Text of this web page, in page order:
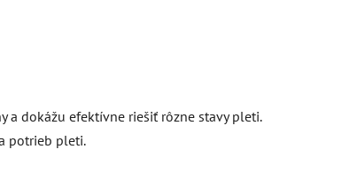
a dokážu efektívne riešiť rôzne stavy pleti.
potrieb pleti.